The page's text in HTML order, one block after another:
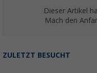
Dieser Artikel
Mach den
ZULETZT BESUCHT